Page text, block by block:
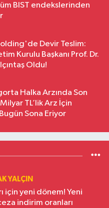
BIST endekslerinden
Devir Teslim:
Kurulu Başkanı Prof. Dr.
Oldu!
Halka Arzında Son
TL’lik Arz İçin
Sona Eriyor
YALÇIN
için yeni dönem! Yeni
indirim oranları